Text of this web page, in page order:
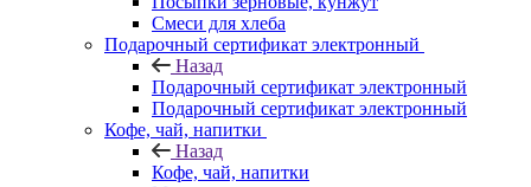
Смеси для хлеба
Подарочный сертификат электронный
Назад
Подарочный сертификат электронный
Подарочный сертификат электронный
Кофе, чай, напитки
Назад
Кофе, чай, напитки